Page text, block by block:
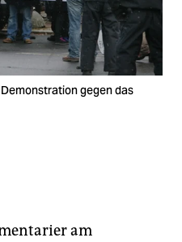
gegen das
am